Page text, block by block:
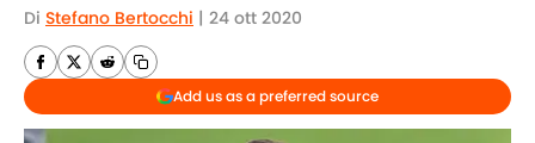
Di Stefano Bertocchi | 24 ott 2020
Add us as a preferred source